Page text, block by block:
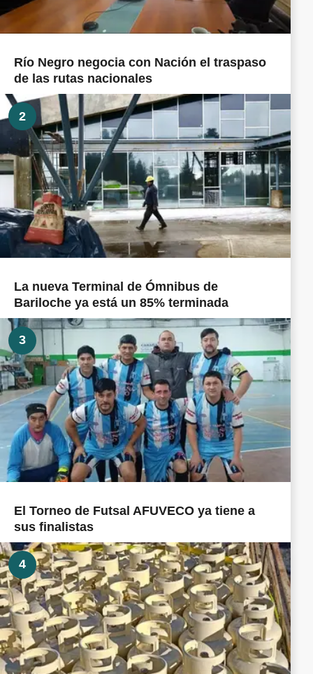
Río Negro negocia con Nación el traspaso
de las rutas nacionales
2
La nueva Terminal de Ómnibus de
Bariloche ya está un 85% terminada
3
El Torneo de Futsal AFUVECO ya tiene a
sus finalistas
4